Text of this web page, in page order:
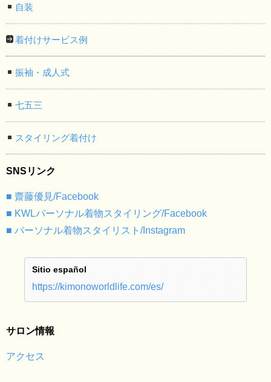
自装
着付けサービス例
振袖・成人式
七五三
スタイリング着付け
SNSリンク
■ 齋藤優見/Facebook
■ KWLパーソナル着物スタイリング/Facebook
■ パーソナル着物スタイリスト/Instagram
Sitio español
https://kimonoworldlife.com/es/
サロン情報
アクセス